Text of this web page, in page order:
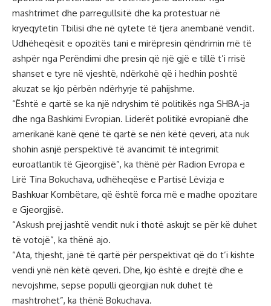
mashtrimet dhe parregullsitë dhe ka protestuar në
kryeqytetin Tbilisi dhe në qytete të tjera anembanë vendit.
Udhëheqësit e opozitës tani e mirëpresin qëndrimin më të
ashpër nga Perëndimi dhe presin që një gjë e tillë t’i rrisë
shanset e tyre në vjeshtë, ndërkohë që i hedhin poshtë
akuzat se kjo përbën ndërhyrje të pahijshme.
“Është e qartë se ka një ndryshim të politikës nga SHBA-ja
dhe nga Bashkimi Evropian. Liderët politikë evropianë dhe
amerikanë kanë qenë të qartë se nën këtë qeveri, ata nuk
shohin asnjë perspektivë të avancimit të integrimit
euroatlantik të Gjeorgjisë”, ka thënë për Radion Evropa e
Lirë Tina Bokuchava, udhëheqëse e Partisë Lëvizja e
Bashkuar Kombëtare, që është forca më e madhe opozitare
e Gjeorgjisë.
“Askush prej jashtë vendit nuk i thotë askujt se për kë duhet
të votojë”, ka thënë ajo.
“Ata, thjesht, janë të qartë për perspektivat që do t’i kishte
vendi ynë nën këtë qeveri. Dhe, kjo është e drejtë dhe e
nevojshme, sepse populli gjeorgjian nuk duhet të
mashtrohet”, ka thënë Bokuchava.